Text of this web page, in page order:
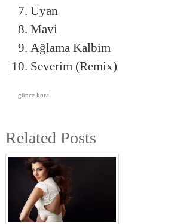
Uyan
Mavi
Ağlama Kalbim
Severim (Remix)
günce koral
Related Posts